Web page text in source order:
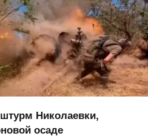
Николаевки,
осаде